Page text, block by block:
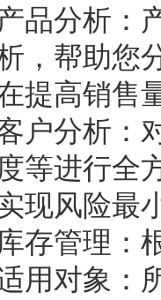
品分析：
，帮助您
提高销售
户分析：
度等进行全
现风险最
库存管理：
用对象：